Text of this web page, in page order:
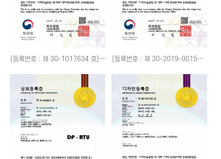
(등록번호 : 제 30-1017634 호) 가로등 (등록번호 : 제 30-2019-0015806 호) 가로등